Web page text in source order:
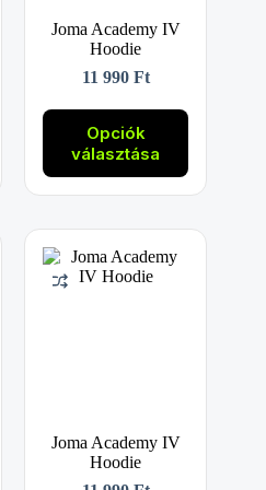
Joma Academy IV
Hoodie
11 990 Ft
Opciók
választása
Ennek
a
terméknek
A
változatok
a
termékoldalon
Joma Academy IV
Hoodie